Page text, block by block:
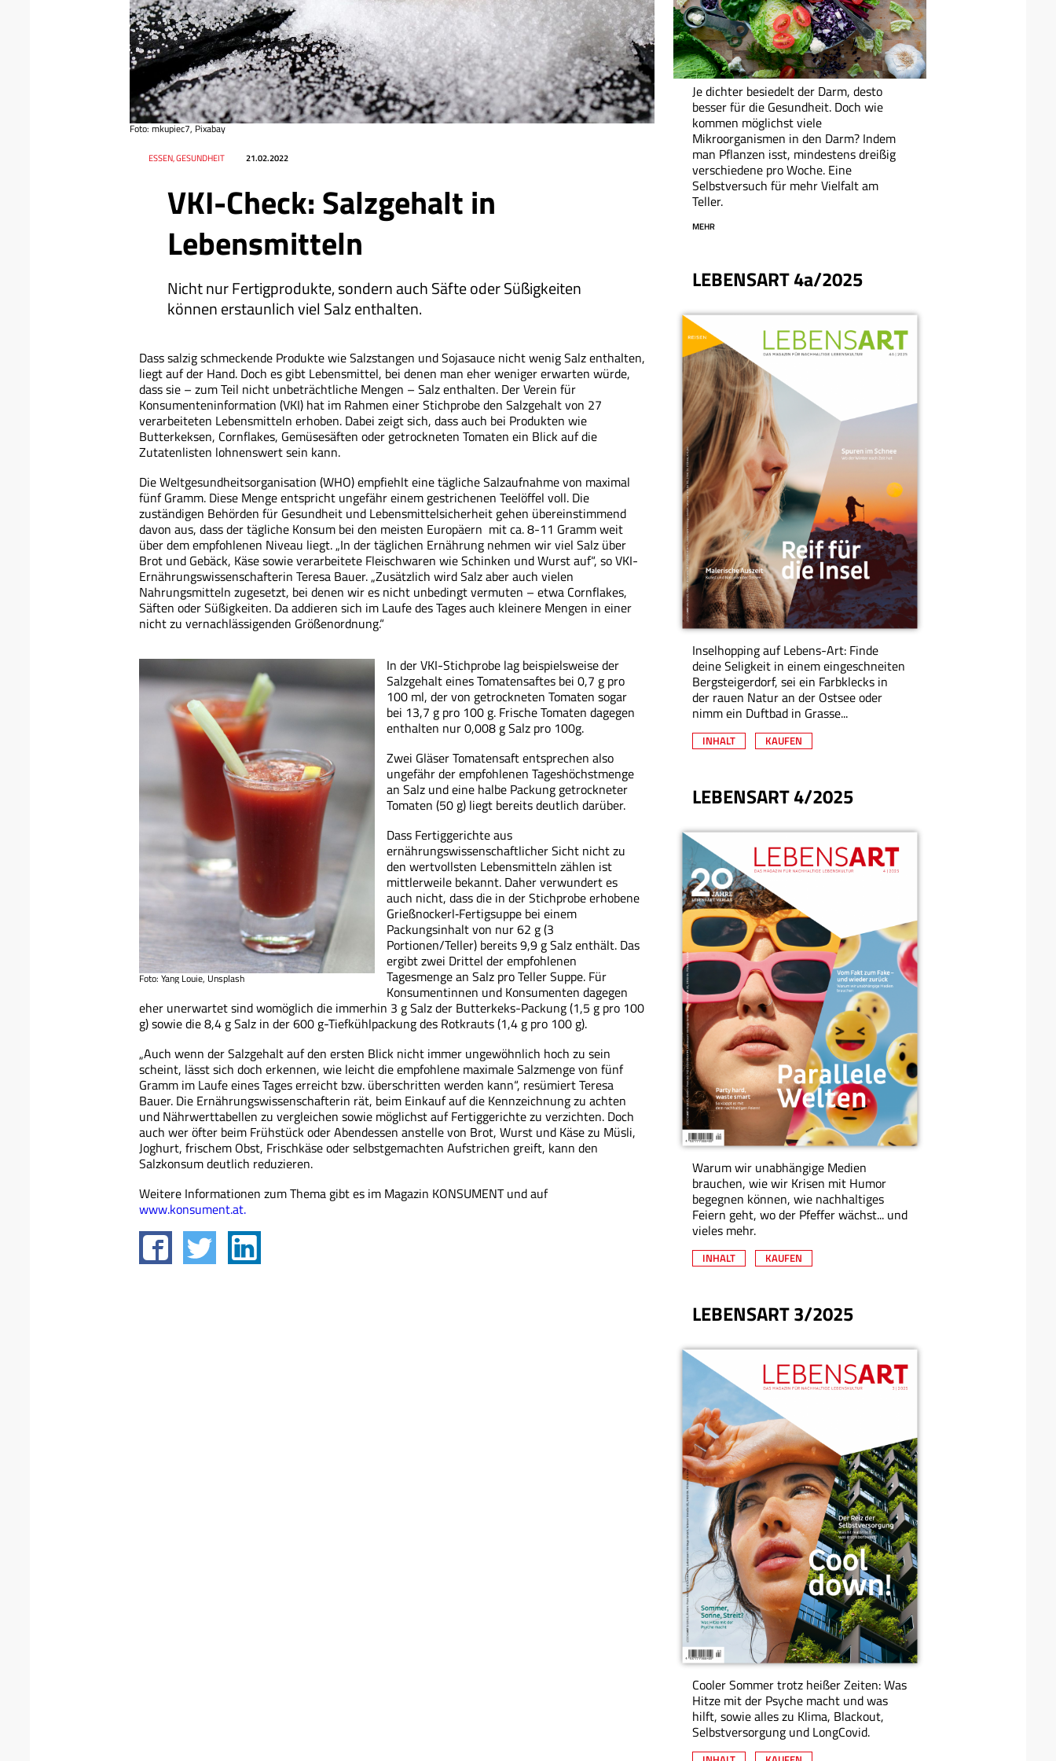
VKI-Check: Salzgehalt in
Lebensmitteln
Nicht nur Fertigprodukte, sondern auch Säfte oder Süßigkeiten
können erstaunlich viel Salz enthalten.
Datum 21.02.2022
RessortESSEN, GESUNDHEIT
Foto: mkupiec7, Pixabay
Dass salzig schmeckende Produkte wie Salzstangen und Sojasauce nicht wenig Salz enthalten,
liegt auf der Hand. Doch es gibt Lebensmittel, bei denen man eher weniger erwarten würde,
dass sie – zum Teil nicht unbeträchtliche Mengen – Salz enthalten. Der Verein für
Konsumenteninformation (VKI) hat im Rahmen einer Stichprobe den Salzgehalt von 27
verarbeiteten Lebensmitteln erhoben. Dabei zeigt sich, dass auch bei Produkten wie
Butterkeksen, Cornflakes, Gemüsesäften oder getrockneten Tomaten ein Blick auf die
Zutatenlisten lohnenswert sein kann.
Die Weltgesundheitsorganisation (WHO) empfiehlt eine tägliche Salz­aufnahme von maximal
fünf Gramm. Diese Menge entspricht ungefähr einem gestri­chenen Teelöffel voll. Die
zuständigen Behörden für Gesundheit und Lebensmittelsicherheit gehen übereinstimmend
davon aus, dass der tägliche Konsum bei den meisten Europäern mit ca. 8-11 Gramm weit
über dem empfohlenen Niveau liegt. „In der täglichen Ernährung nehmen wir viel Salz über
Brot und Gebäck, Käse sowie verarbeitete Fleischwaren wie Schinken und Wurst auf“, so VKI-
Ernährungswissenschafterin Teresa Bauer. „Zusätzlich wird Salz aber auch vielen
Nahrungsmitteln zugesetzt, bei denen wir es nicht unbedingt vermuten – etwa Cornflakes,
Säften oder Süßigkeiten. Da addieren sich im Laufe des Tages auch kleinere Mengen in einer
nicht zu vernachlässigenden Größenordnung.“
Foto: Yang Louie, Unsplash
In der VKI-Stichprobe lag beispielsweise der
Salzgehalt eines Tomatensaftes bei 0,7 g pro
100 ml, der von getrockneten Tomaten sogar
bei 13,7 g pro 100 g. Frische Tomaten dagegen
enthalten nur 0,008 g Salz pro 100g.
Zwei Gläser Tomatensaft entsprechen also
ungefähr der empfohlenen Tageshöchstmenge
an Salz und eine halbe Packung getrockneter
Tomaten (50 g) liegt bereits deutlich darüber.
Dass Fertiggerichte aus
ernährungswissenschaftlicher Sicht nicht zu
den wertvollsten Lebensmitteln zählen ist
mittlerweile bekannt. Daher verwundert es
auch nicht, dass die in der Stichprobe erhobene
Grießnockerl‑Fertigsuppe bei einem
Packungsinhalt von nur 62 g (3
Portionen/Teller) bereits 9,9 g Salz enthält. Das
ergibt zwei Drittel der empfohlenen
Tagesmenge an Salz pro Teller Suppe. Für
Konsumentinnen und Konsumenten dagegen
eher unerwartet sind womöglich die immerhin 3 g Salz der Butterkeks-Packung (1,5 g pro 100
g) sowie die 8,4 g Salz in der 600 g-Tiefkühlpackung des Rotkrauts (1,4 g pro 100 g).
„Auch wenn der Salzgehalt auf den ersten Blick nicht immer ungewöhnlich hoch zu sein
scheint, lässt sich doch erkennen, wie leicht die empfohlene maximale Salzmenge von fünf
Gramm im Laufe eines Tages erreicht bzw. überschrit­ten werden kann“, resümiert Teresa
Bauer. Die Ernährungswissenschafterin rät, beim Einkauf auf die Kennzeichnung zu achten
und Nährwerttabellen zu vergleichen sowie möglichst auf Fertiggerichte zu verzichten. Doch
auch wer öfter beim Frühstück oder Abendessen anstelle von Brot, Wurst und Käse zu Müsli,
Joghurt, frischem Obst, Frischkäse oder selbstgemachten Aufstrichen greift, kann den
Salzkonsum deutlich reduzieren.
Weitere Informationen zum Thema gibt es im Magazin KONSUMENT und auf
www.konsument.at.
Je dichter besiedelt der Darm, desto
besser für die Gesundheit. Doch wie
kommen möglichst viele
Mikroorganismen in den Darm? Indem
man Pflanzen isst, mindestens dreißig
verschiedene pro Woche. Eine
Selbstversuch für mehr Vielfalt am
Teller.
MEHR
LEBENSART 4a/2025
Inselhopping auf Lebens-Art: Finde
deine Seligkeit in einem eingeschneiten
Bergsteigerdorf, sei ein Farbklecks in
der rauen Natur an der Ostsee oder
nimm ein Duftbad in Grasse...
INHALT KAUFEN
LEBENSART 4/2025
Warum wir unabhängige Medien
brauchen, wie wir Krisen mit Humor
begegnen können, wie nachhaltiges
Feiern geht, wo der Pfeffer wächst... und
vieles mehr.
INHALT KAUFEN
LEBENSART 3/2025
Cooler Sommer trotz heißer Zeiten: Was
Hitze mit der Psyche macht und was
hilft, sowie alles zu Klima, Blackout,
Selbstversorgung und LongCovid.